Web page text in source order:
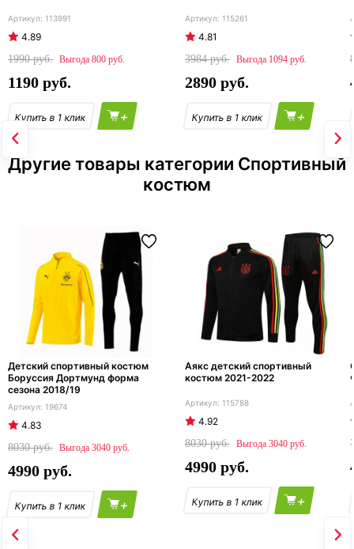
113991
4.89
1990
800
1190
+
115261
4.81
3984
1094
2890
+
Другие товары категории Спортивный
костюм
Детский спортивный костюм
Боруссия Дортмунд форма
сезона 2018/19
19674
4.83
8030
3040
4990
+
Аякс детский спортивный
костюм 2021-2022
115788
4.92
8030
3040
4990
+